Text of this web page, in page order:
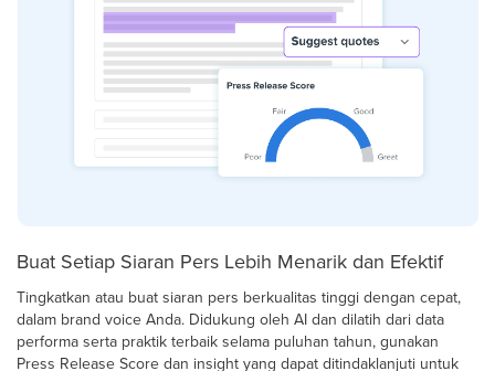
Buat Setiap Siaran Pers Lebih Menarik dan Efektif
Tingkatkan atau buat siaran pers berkualitas tinggi dengan cepat,
dalam brand voice Anda. Didukung oleh AI dan dilatih dari data
performa serta praktik terbaik selama puluhan tahun, gunakan
Press Release Score dan insight yang dapat ditindaklanjuti untuk